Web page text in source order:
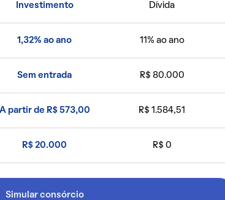
Investimento Dívida
1,32% ao ano 11% ao ano
Sem entrada R$ 80.000
A partir de R$ 573,00 R$ 1.584,51
R$ 20.000 R$ 0
Simular consórcio